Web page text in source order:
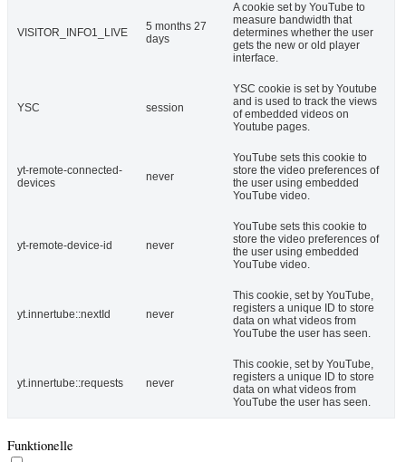
VISITOR_INFO1_LIVE
5 months 27
days
A cookie set by YouTube to
measure bandwidth that
determines whether the user
gets the new or old player
interface.
YSC session
YSC cookie is set by Youtube
and is used to track the views
of embedded videos on
Youtube pages.
yt-remote-connected-
devices
never
YouTube sets this cookie to
store the video preferences of
the user using embedded
YouTube video.
yt-remote-device-id never
YouTube sets this cookie to
store the video preferences of
the user using embedded
YouTube video.
yt.innertube::nextId never
This cookie, set by YouTube,
registers a unique ID to store
data on what videos from
YouTube the user has seen.
yt.innertube::requests never
This cookie, set by YouTube,
registers a unique ID to store
data on what videos from
YouTube the user has seen.
Funktionelle